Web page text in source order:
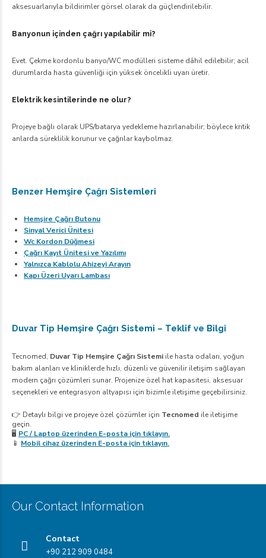
aksesuarlarıyla bildirimler görsel olarak da güçlendirilebilir.
Banyonun içinden çağrı yapılabilir mi?
Evet. Çekme kordonlu banyo/WC modülleri sisteme dâhil edilebilir; acil
durumlarda hasta güvenliği için yüksek öncelikli uyarı üretir.
Elektrik kesintilerinde ne olur?
Projeye bağlı olarak UPS/batarya yedekleme hazırlanabilir; böylece kritik
anlarda süreklilik korunur ve çağrılar kaybolmaz.
Benzer Hemşire Çağrı Sistemleri
Hemşire Çağrı Butonu
Sinyal Verici Ünitesi
Wc Kordon Düğmesi
Çağrı Kayıt Ünitesi ve Yazılımı
Yalnızca Kablolu Ahizeyi Arayın
Kapı Üzeri Uyarı Lambası
Duvar Tip Hemşire Çağrı Sistemi – Teklif ve Bilgi
Tecnomed, Duvar Tip Hemşire Çağrı Sistemi ile hasta odaları, yoğun
bakım alanları ve kliniklerde hızlı, düzenli ve güvenilir iletişim sağlayan
modern çağrı çözümleri sunar. Projenize özel hat kapasitesi, aksesuar
seçenekleri ve entegrasyon altyapısı için bizimle iletişime geçebilirsiniz.
👉 Detaylı bilgi ve projeye özel çözümler için Tecnomed ile iletişime
geçin.
🖥️ PC / Laptop üzerinden E-posta için tıklayın.
📱 Mobil cihaz üzerinden E-posta için tıklayın.
Our Contact Information
Contact
+90 212 909 0484